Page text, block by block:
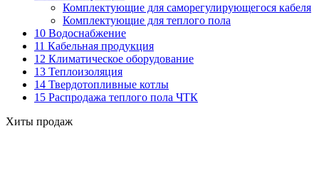
Комплектующие для саморегулирующегося кабеля
Комплектующие для теплого пола
10 Водоснабжение
11 Кабельная продукция
12 Климатическое оборудование
13 Теплоизоляция
14 Твердотопливные котлы
15 Распродажа теплого пола ЧТК
Хиты продаж